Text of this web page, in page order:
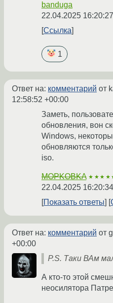
banduga
22.04.2025
Ссылка
1
Ответ на: комментарий от
12:58:52 +00:00
Заметь,
обновления, вон
Windows,
обновляются
iso.
MOPKOBKA
22.04.2025
Показать ответы
Ответ на: комментарий от
+00:00
P.S. Таки ВАм
А кто-то этой
неосилятора